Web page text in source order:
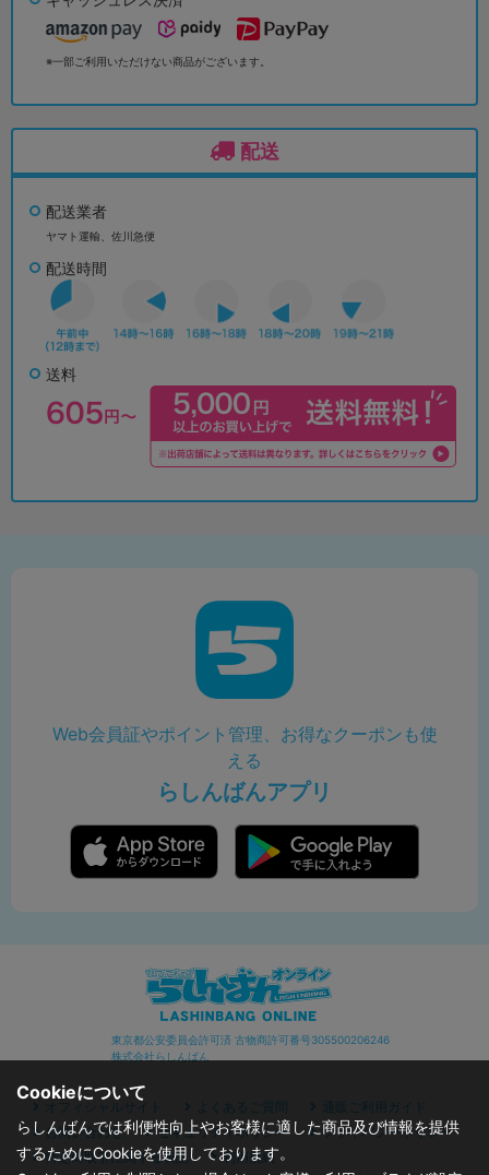
※一部ご利用いただけない商品がございます。
配送
配送業者
ヤマト運輸、佐川急便
配送時間
送料
Web会員証やポイント管理、お得なクーポンも使
える
らしんばんアプリ
東京都公安委員会許可済 古物商許可番号305500206246
株式会社らしんばん
オフィシャルサイト よくあるご質問
通販ご利用ガイド
お問い合わせ
セキュリティポリシー
プライバシーポリシー
特定商取引に関する表記
利用規約
Cookieについて
らしんばんでは利便性向上やお客様に適した商品及び情報を提供
するためにCookieを使用しております。